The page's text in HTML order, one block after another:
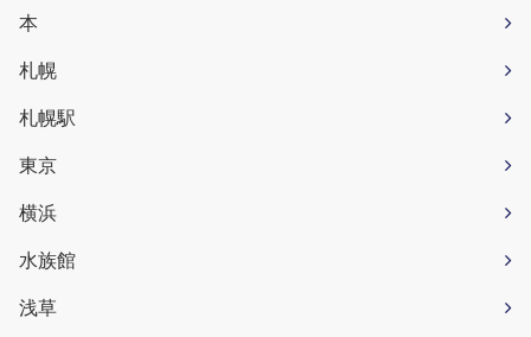
本
札幌
札幌駅
東京
横浜
水族館
浅草